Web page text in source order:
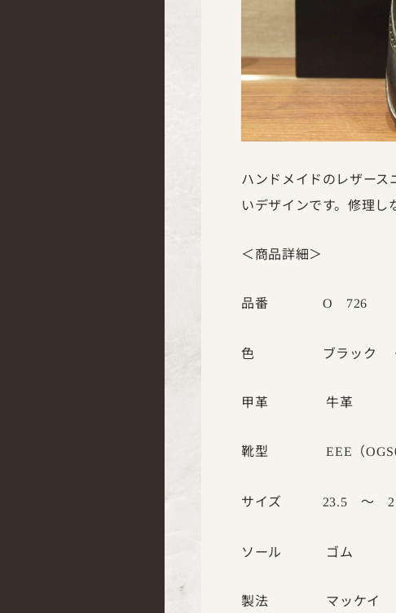
ハンドメイドのレザース
いデザインです。修理し
＜商品詳細＞
品番 O 726
色 ブラック ・
甲革 牛革
靴型 EEE （
サイズ 23.5 ～
ソール ゴム
製法 マッケイ